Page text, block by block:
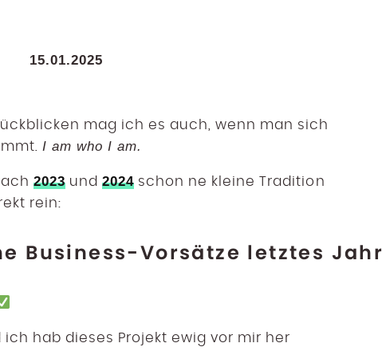
15.01.2025
mag ich es auch, wenn man sich
I am who I am.
2023und 2024 schon ne kleine Tradition
rein:
Business-Vorsätze letztes Jahr
hab dieses Projekt ewig vor mir her